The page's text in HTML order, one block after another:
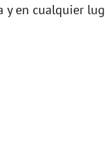
en cualquier